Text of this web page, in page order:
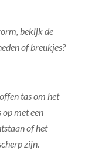
bekijk de
of breukjes?
tas om het
met een
of het
zijn.